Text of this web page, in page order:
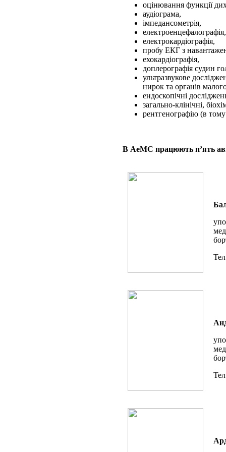
оцінювання функції
аудіограма,
імпедансометрія,
електроенцефалографія,
електрокардіографія,
пробу ЕКГ з
ехокардіографія,
доплерографія судин
ультразвукове
нирок та органів
ендоскопічні
загально-клінічні,
рентгенографію (в
В АеМС працюють п’ять